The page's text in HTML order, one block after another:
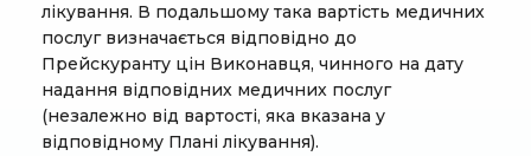
лікування. В подальшому така вартість медичних
послуг визначається відповідно до
Прейскуранту цін Виконавця, чинного на дату
надання відповідних медичних послуг
(незалежно від вартості, яка вказана у
відповідному Плані лікування).